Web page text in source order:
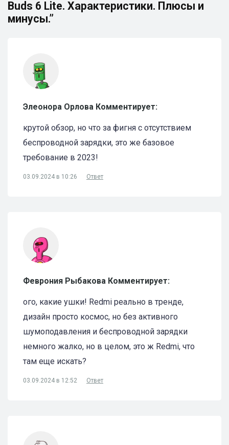
Buds 6 Lite. Характеристики. Плюсы и
минусы.”
Элеонора Орлова Комментирует:
крутой обзор, но что за фигня с отсутствием
беспроводной зарядки, это же базовое
требование в 2023!
03.09.2024 в 10:26 Ответ
Феврония Рыбакова Комментирует:
ого, какие ушки! Redmi реально в тренде,
дизайн просто космос, но без активного
шумоподавления и беспроводной зарядки
немного жалко, но в целом, это ж Redmi, что
там еще искать?
03.09.2024 в 12:52 Ответ